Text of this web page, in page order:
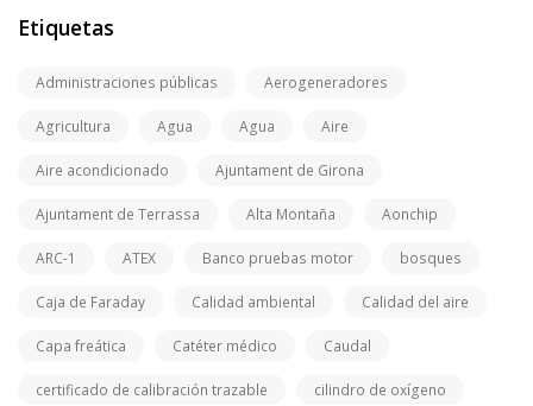
Etiquetas
Administraciones públicas Aerogeneradores
Agricultura Agua Agua Aire
Aire acondicionado Ajuntament de Girona
Ajuntament de Terrassa Alta Montaña Aonchip
ARC-1 ATEX Banco pruebas motor bosques
Caja de Faraday Calidad ambiental Calidad del aire
Capa freática Catéter médico Caudal
certificado de calibración trazable cilindro de oxígeno